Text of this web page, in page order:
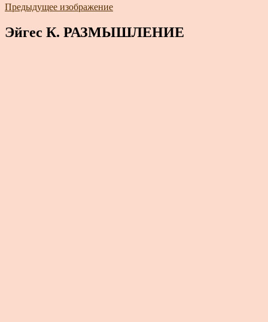
Предыдущее изображение
Эйгес К. РАЗМЫШЛЕНИЕ